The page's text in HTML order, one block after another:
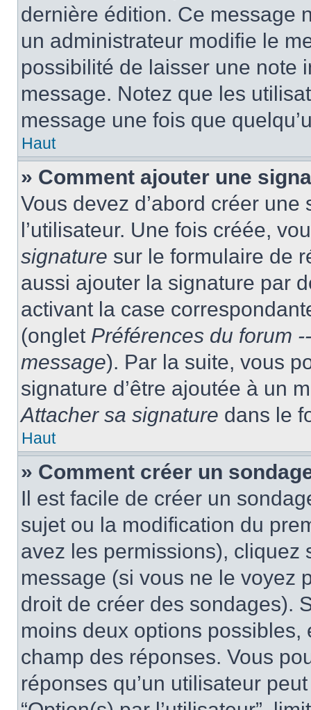
dernière édition. Ce message
un administrateur modifie le
possibilité de laisser une note
message. Notez que les
message une fois que
Haut
» Comment ajouter une
Vous devez d’abord créer
l’utilisateur. Une fois créée,
signature sur le formulaire de
aussi ajouter la signature par
activant la case
(onglet Préférences du forum
message). Par la suite, vous
signature d’être ajoutée à un
Attacher sa signature dans le
Haut
» Comment créer un
Il est facile de créer un
sujet ou la modification du
avez les permissions), cliquez
message (si vous ne le voyez
droit de créer des sondages).
moins deux options
champ des réponses. Vous
réponses qu’un utilisateur